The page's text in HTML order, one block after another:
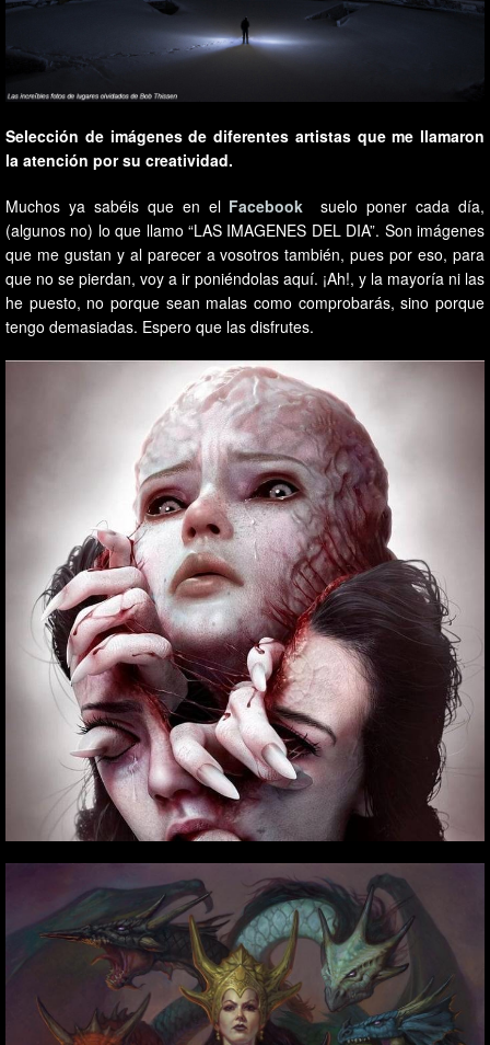
Selección de imágenes de diferentes artistas que me llamaron
la atención por su creatividad.
Muchos ya sabéis que en el Facebook suelo poner cada día,
(algunos no) lo que llamo “LAS IMAGENES DEL DIA”. Son imágenes
que me gustan y al parecer a vosotros también, pues por eso, para
que no se pierdan, voy a ir poniéndolas aquí. ¡Ah!, y la mayoría ni las
he puesto, no porque sean malas como comprobarás, sino porque
tengo demasiadas. Espero que las disfrutes.